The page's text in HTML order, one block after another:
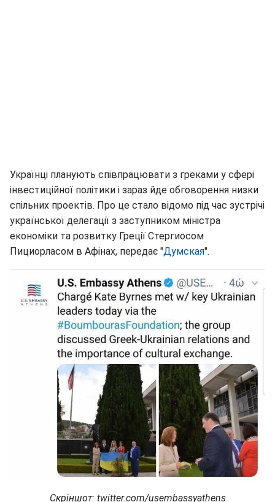
Українці планують співпрацювати з греками у сфері
інвестиційної політики і зараз йде обговорення низки
спільних проектів. Про це стало відомо під час зустрічі
української делегації з заступником міністра
економіки та розвитку Греції Стергиосом
Пициорласом в Афінах, передає "Думская".
Скріншот: twitter.com/usembassyathens